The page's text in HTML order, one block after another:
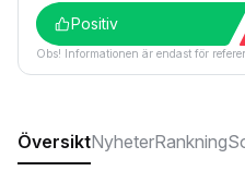
Positiv
Obs! Informationen är endast för
ÖversiktNyheterRankning